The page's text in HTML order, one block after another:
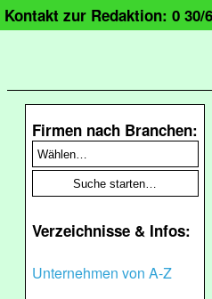
Kontakt zur Redaktion: 0 30/
Firmen nach Branchen:
Verzeichnisse & Infos:
Unternehmen von A-Z